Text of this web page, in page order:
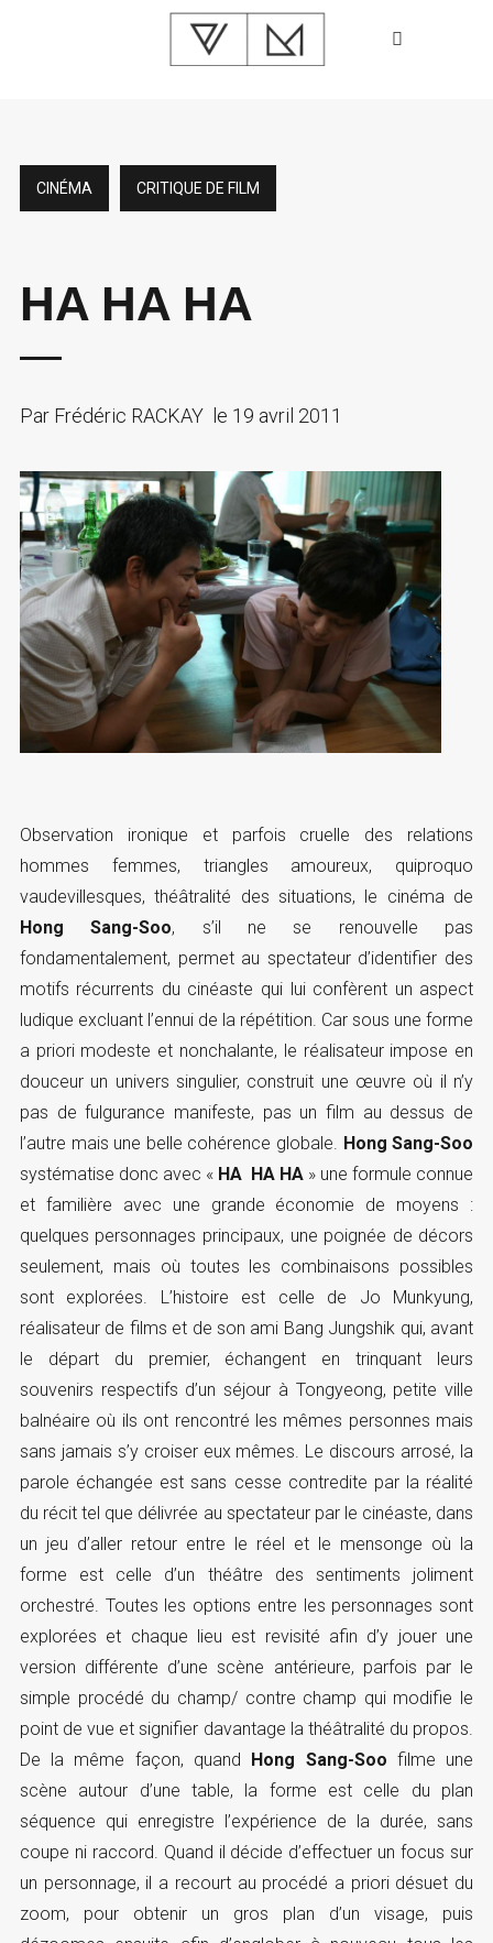
CINÉMA CRITIQUE DE FILM
HA HA HA
ParFrédéric RACKAY le 19 avril 2011
Observation ironique et parfois cruelle des relations
hommes femmes, triangles amoureux, quiproquo
vaudevillesques, théâtralité des situations, le cinéma de
Hong Sang-Soo, s’il ne se renouvelle pas
fondamentalement, permet au spectateur d’identifier des
motifs récurrents du cinéaste qui lui confèrent un aspect
ludique excluant l’ennui de la répétition. Car sous une forme
a priori modeste et nonchalante, le réalisateur impose en
douceur un univers singulier, construit une œuvre où il n’y
pas de fulgurance manifeste, pas un film au dessus de
l’autre mais une belle cohérence globale. Hong Sang-Soo
systématise donc avec « HA HA HA » une formule connue
et familière avec une grande économie de moyens :
quelques personnages principaux, une poignée de décors
seulement, mais où toutes les combinaisons possibles
sont explorées. L’histoire est celle de Jo Munkyung,
réalisateur de films et de son ami Bang Jungshik qui, avant
le départ du premier, échangent en trinquant leurs
souvenirs respectifs d’un séjour à Tongyeong, petite ville
balnéaire où ils ont rencontré les mêmes personnes mais
sans jamais s’y croiser eux mêmes. Le discours arrosé, la
parole échangée est sans cesse contredite par la réalité
du récit tel que délivrée au spectateur par le cinéaste, dans
un jeu d’aller retour entre le réel et le mensonge où la
forme est celle d’un théâtre des sentiments joliment
orchestré. Toutes les options entre les personnages sont
explorées et chaque lieu est revisité afin d’y jouer une
version différente d’une scène antérieure, parfois par le
simple procédé du champ/ contre champ qui modifie le
point de vue et signifier davantage la théâtralité du propos.
De la même façon, quand Hong Sang-Soo filme une
scène autour d’une table, la forme est celle du plan
séquence qui enregistre l’expérience de la durée, sans
coupe ni raccord. Quand il décide d’effectuer un focus sur
un personnage, il a recourt au procédé a priori désuet du
zoom, pour obtenir un gros plan d’un visage, puis